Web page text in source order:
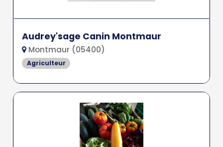
Audrey'sage Canin Montmaur
Montmaur (05400)
Agriculteur